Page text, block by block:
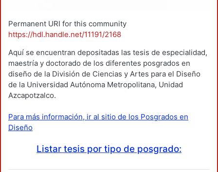
Permanent URI for this community
https://hdl.handle.net/11191/2168
Aquí se encuentran depositadas las tesis de especialidad,
maestría y doctorado de los diferentes posgrados en
diseño de la División de Ciencias y Artes para el Diseño
de la Universidad Autónoma Metropolitana, Unidad
Azcapotzalco.
Para más información, ir al sitio de los Posgrados en
Diseño
Listar tesis por tipo de posgrado: